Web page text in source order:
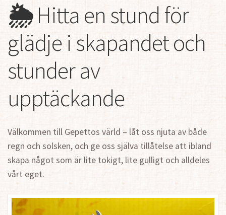
🌦Hitta en stund för
glädje i skapandet och
stunder av
upptäckande
Välkommen till Gepettos värld – låt oss njuta av både
regn och solsken, och ge oss själva tillåtelse att ibland
skapa något som är lite tokigt, lite gulligt och alldeles
vårt eget.